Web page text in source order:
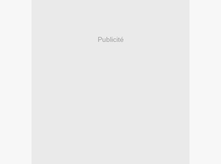
Publicité